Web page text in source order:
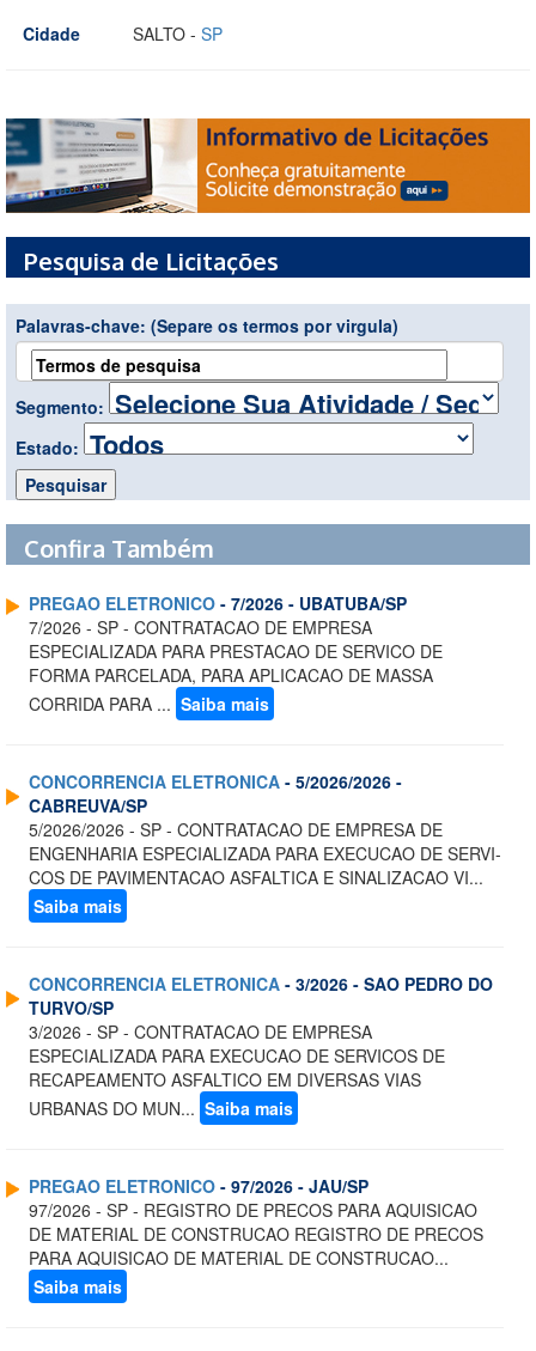
Cidade SALTO - SP
Pesquisa de Licitações
Palavras-chave: (Separe os termos por virgula)
Segmento:
Estado:
Confira Também
PREGAO ELETRONICO - 7/2026 - UBATUBA/SP
7/2026 - SP - CONTRATACAO DE EMPRESA
ESPECIALIZADA PARA PRESTACAO DE SERVICO DE
FORMA PARCELADA, PARA APLICACAO DE MASSA
CORRIDA PARA ... Saiba mais
CONCORRENCIA ELETRONICA - 5/2026/2026 -
CABREUVA/SP
5/2026/2026 - SP - CONTRATACAO DE EMPRESA DE
ENGENHARIA ESPECIALIZADA PARA EXECUCAO DE SERVI-
COS DE PAVIMENTACAO ASFALTICA E SINALIZACAO VI...
Saiba mais
CONCORRENCIA ELETRONICA - 3/2026 - SAO PEDRO DO
TURVO/SP
3/2026 - SP - CONTRATACAO DE EMPRESA
ESPECIALIZADA PARA EXECUCAO DE SERVICOS DE
RECAPEAMENTO ASFALTICO EM DIVERSAS VIAS
URBANAS DO MUN... Saiba mais
PREGAO ELETRONICO - 97/2026 - JAU/SP
97/2026 - SP - REGISTRO DE PRECOS PARA AQUISICAO
DE MATERIAL DE CONSTRUCAO REGISTRO DE PRECOS
PARA AQUISICAO DE MATERIAL DE CONSTRUCAO...
Saiba mais